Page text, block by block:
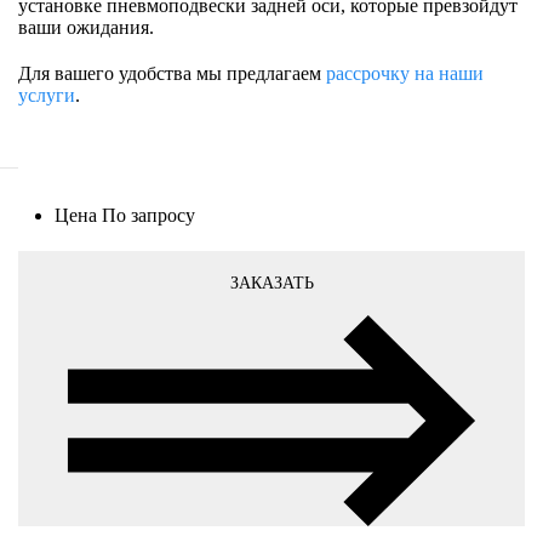
установке пневмоподвески задней оси, которые превзойдут
ваши ожидания.
Для вашего удобства мы предлагаем рассрочку на наши
услуги.
Цена По запросу
ЗАКАЗАТЬ